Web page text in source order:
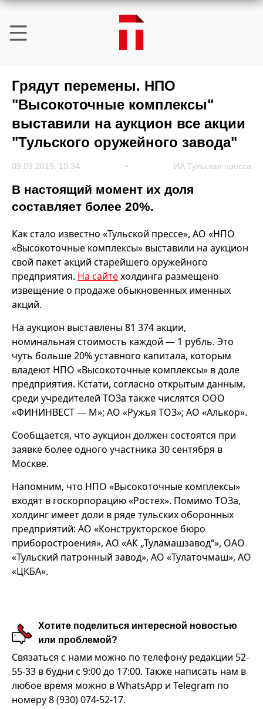
Грядут перемены. НПО
"Высокоточные комплексы"
выставили на аукцион все акции
"Тульского оружейного завода"
09.09.2019, 10:34 ИА Тульская пресса
В настоящий момент их доля
составляет более 20%.
Как стало известно «Тульской прессе», АО «НПО
«Высокоточные комплексы» выставили на аукцион
свой пакет акций старейшего оружейного
предприятия. На сайтехолдинга размещено
извещение о продаже обыкновенных именных
акций.
На аукцион выставлены 81 374 акции,
номинальная стоимость каждой — 1 рубль. Это
чуть больше 20% уставного капитала, которым
владеют НПО «Высокоточные комплексы» в доле
предприятия. Кстати, согласно открытым данным,
среди учредителей ТОЗа также числятся ООО
«ФИНИНВЕСТ — М»; АО «Ружья ТОЗ»; АО «Алькор».
Сообщается, что аукцион должен состоятся при
заявке более одного участника 30 сентября в
Москве.
Напомним, что НПО «Высокоточные комплексы»
входят в госкорпорацию «Ростех». Помимо ТОЗа,
холдинг имеет доли в ряде тульских оборонных
предприятий: АО «Конструкторское бюро
приборостроения», АО «АК „Туламашзавод“», ОАО
«Тульский патронный завод», АО «Тулаточмаш», АО
«ЦКБА».
Хотите поделиться интересной новостью
или проблемой?
Связаться с нами можно по телефону редакции 52-
55-33 в будни с 9:00 до 17:00. Также написать нам в
любое время можно в WhatsApp и Telegram по
номеру 8 (930) 074-52-17.